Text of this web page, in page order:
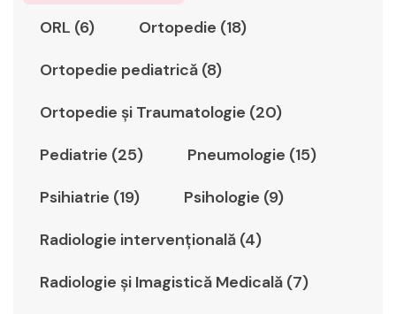
ORL (6)
Ortopedie (18)
Ortopedie pediatrică (8)
Ortopedie şi Traumatologie (20)
Pediatrie (25)
Pneumologie (15)
Psihiatrie (19)
Psihologie (9)
Radiologie intervențională (4)
Radiologie şi Imagistică Medicală (7)